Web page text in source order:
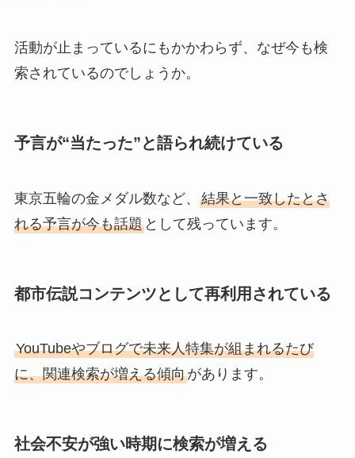
活動が止まっているにもかかわらず、なぜ今も検
索されているのでしょうか。
予言が“当たった”と語られ続けている
東京五輪の金メダル数など、 結果と一致したとさ
れる予言が今も話題として残っています。
都市伝説コンテンツとして再利用されている
YouTubeやブログで未来人特集が組まれるたび
に、関連検索が増える傾向があります。
社会不安が強い時期に検索が増える